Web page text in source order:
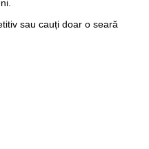
sau cauți doar o seară